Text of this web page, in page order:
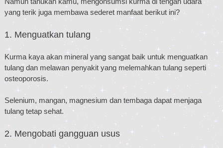
yang terik juga membawa sederet manfaat berikut ini?
1. Menguatkan tulang
Kurma kaya akan mineral yang sangat baik untuk menguatkan
tulang dan melawan penyakit yang melemahkan tulang seperti
osteoporosis.
Selenium, mangan, magnesium dan tembaga dapat menjaga
tulang tetap sehat.
2. Mengobati gangguan usus